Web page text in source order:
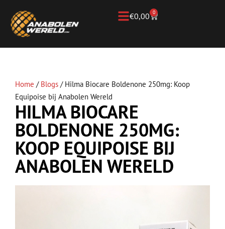
€0,00 0
Home / Blogs / Hilma Biocare Boldenone 250mg: Koop
Equipoise bij Anabolen Wereld
HILMA BIOCARE
BOLDENONE 250MG:
KOOP EQUIPOISE BIJ
ANABOLEN WERELD